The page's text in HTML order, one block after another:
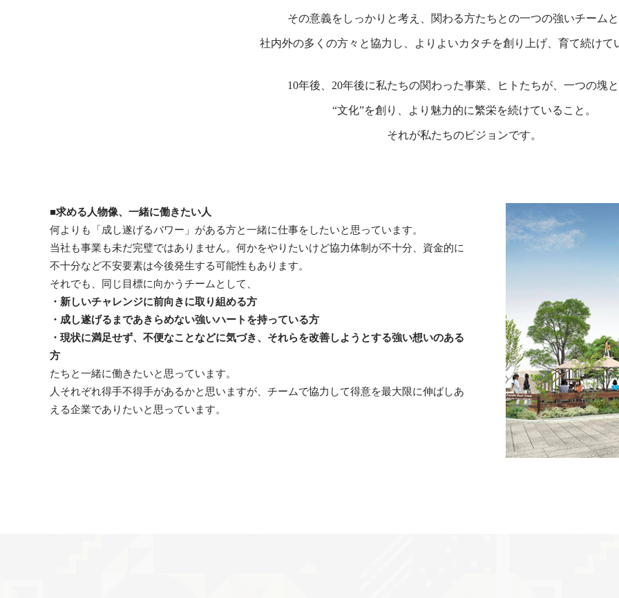
その意義をしっかりと考え、 関わる方たちとの一つの強いチーム
社内外の多くの方々と協力し、 よりよいカタチを創り上げ、育て続けて
10年後、20年後に私たちの関わった事業、 ヒトたちが、一つの塊
“文化”を創り、より魅力的に繁栄を続けていること。
それが私たちのビジョンです。
求める人物像、一緒に働きたい人
何よりも「成し遂げるパワー」がある方と一緒に仕事をしたいと思っています。
当社も事業も未だ完璧ではありません。何かをやりたいけど協力体制が不十分、資金的に
不十分など不安要素は今後発生する可能性もあります。
それでも、同じ目標に向かうチームとして、
・新しいチャレンジに前向きに取り組める方
・成し遂げるまであきらめない強いハートを持っている方
・現状に満足せず、不便なことなどに気づき、それらを改善しようとする強い想いのある
方
たちと一緒に働きたいと思っています。
人それぞれ得手不得手があるかと思いますが、チームで協力して得意を最大限に伸ばしあ
える企業でありたいと思っています。